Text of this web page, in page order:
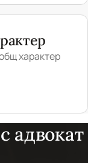
характер
адвокат